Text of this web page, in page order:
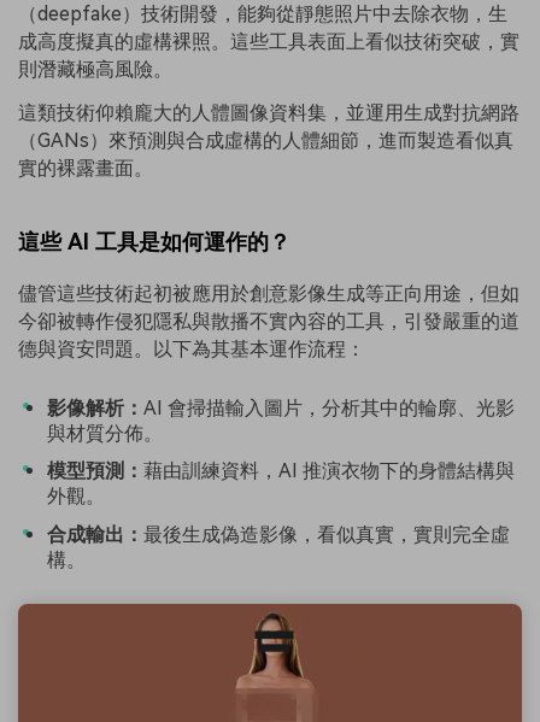
（deepfake）技術開發，能夠從靜態照片中去除衣物，生
成高度擬真的虛構裸照。這些工具表面上看似技術突破，實
則潛藏極高風險。
這類技術仰賴龐大的人體圖像資料集，並運用生成對抗網路
（GANs）來預測與合成虛構的人體細節，進而製造看似真
實的裸露畫面。
這些 AI 工具是如何運作的？
儘管這些技術起初被應用於創意影像生成等正向用途，但如
今卻被轉作侵犯隱私與散播不實內容的工具，引發嚴重的道
德與資安問題。以下為其基本運作流程：
影像解析： AI 會掃描輸入圖片，分析其中的輪廓、光影
與材質分佈。
模型預測： 藉由訓練資料，AI 推演衣物下的身體結構與
外觀。
合成輸出： 最後生成偽造影像，看似真實，實則完全虛
構。